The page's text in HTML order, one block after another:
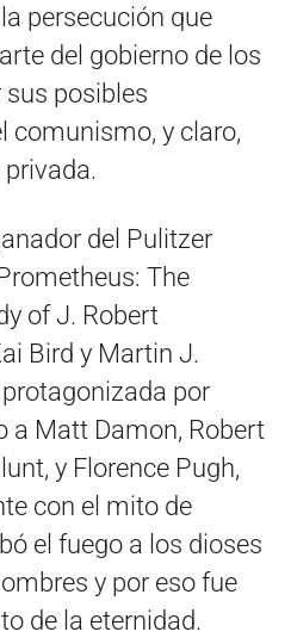
persecución que
del gobierno de los
sus posibles
comunismo, y claro,
del Pulitzer
The
of J. Robert
Bird y Martin J.
por
a Matt Damon, Robert
y Florence Pugh,
con el mito de
el fuego a los dioses
y por eso fue
de la eternidad.